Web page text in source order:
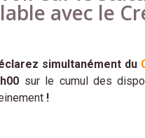
avec le
simultanément du
sur le cumul des
!